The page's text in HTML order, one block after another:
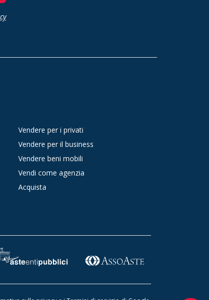
Vendere per i privati
Vendere per il business
Vendere beni mobili
Vendi come agenzia
Acquista